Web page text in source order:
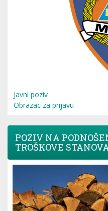
Javni poziv
Obrazac za prijavu
POZIV NA
TROŠKOVE